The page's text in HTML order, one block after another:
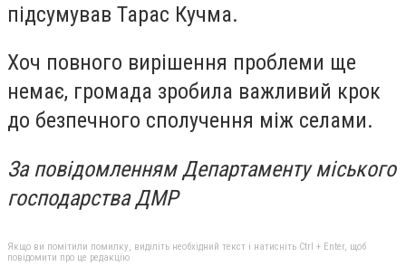
підсумував Тарас Кучма.
Хоч повного вирішення проблеми ще
немає, громада зробила важливий крок
до безпечного сполучення між селами.
За повідомленням Департаменту міського
господарства ДМР
Якщо ви помітили помилку, виділіть необхідний текст і натисніть Ctrl + Enter, щоб
повідомити про це редакцію